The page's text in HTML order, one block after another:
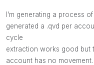
I'm generating a process
generated a .qvd per
cycle
extraction works good but
account has no movement.